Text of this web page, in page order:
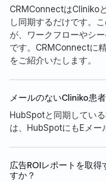
CRMConnectはCliniko
し同期するだけです。
が、ワークフローやシ
です。CRMConnectに
をご紹介いたします。
メールのないCliniko患
HubSpotと同期してい
は、HubSpotにもEメー
広告ROIレポートを取
すか？